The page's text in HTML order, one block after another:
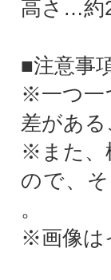
高さ…約
■注意事
※一つ一
差があ
※また、
ので、
。
※画像は